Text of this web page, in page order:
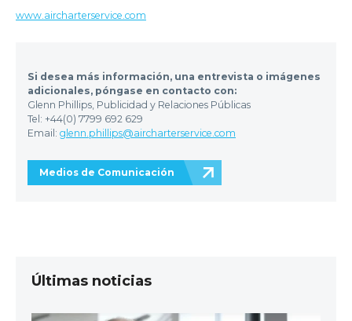
www.aircharterservice.com
Si desea más información, una entrevista o imágenes
adicionales, póngase en contacto con:
Glenn Phillips, Publicidad y Relaciones Públicas
Tel: +44(0) 7799 692 629
Email: glenn.phillips@aircharterservice.com
Medios de Comunicación
Últimas noticias